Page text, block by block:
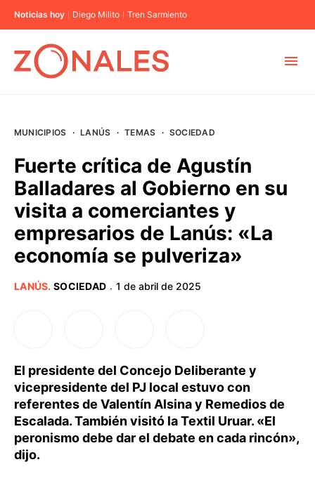
Noticias hoy Diego Milito Tren Sarmiento
BUENOS AIRES
PROVINCIAS
MUNICIPIOS · LANÚS · TEMAS · SOCIEDAD
Fuerte crítica de Agustín
Balladares al Gobierno en su
visita a comerciantes y
empresarios de Lanús: «La
economía se pulveriza»
LANÚS. SOCIEDAD · 1 de abril de 2025
El presidente del Concejo Deliberante y
vicepresidente del PJ local estuvo con
referentes de Valentín Alsina y Remedios de
Escalada. También visitó la Textil Uruar. «El
peronismo debe dar el debate en cada rincón»,
dijo.